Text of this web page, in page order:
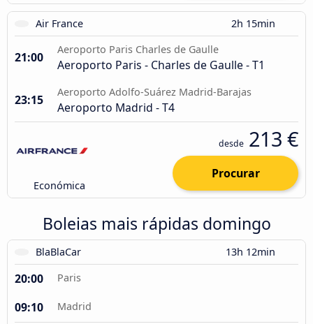
Air France 2h 15min
21:00
Aeroporto Paris Charles de Gaulle
Aeroporto Paris - Charles de Gaulle - T1
23:15
Aeroporto Adolfo-Suárez Madrid-Barajas
Aeroporto Madrid - T4
Económica
desde 213 €
Procurar
Boleias mais rápidas domingo
BlaBlaCar 13h 12min
20:00 Paris
09:10 Madrid